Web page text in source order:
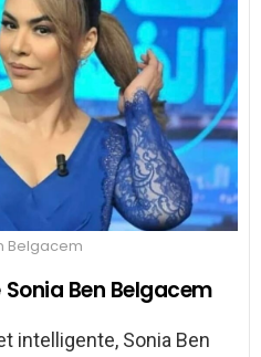
Belgacem
Ben Belgacem
intelligente, Sonia Ben